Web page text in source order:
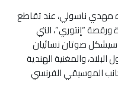
مهدي ناسولي، عند تقاطع
“إنتوري”، التي
صوتان نسائيان
والمغنية الهندية
جانب الموسيقي الفرنسي